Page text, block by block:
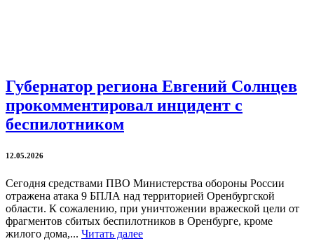
Губернатор региона Евгений Солнцев
прокомментировал инцидент с
беспилотником
12.05.2026
Сегодня средствами ПВО Министерства обороны России
отражена атака 9 БПЛА над территорией Оренбургской
области. К сожалению, при уничтожении вражеской цели от
фрагментов сбитых беспилотников в Оренбурге, кроме
жилого дома,... Читать далее